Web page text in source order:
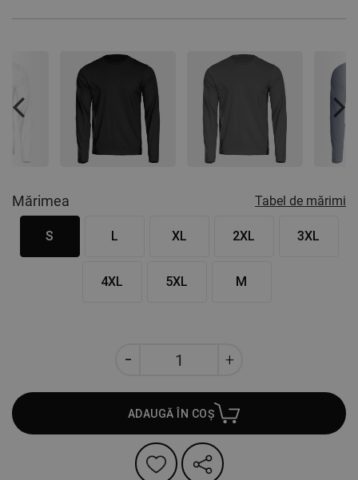
Previous
Mărimea Tabel de mărimi
S L XL 2XL 3XL
4XL 5XL M
ADAUGĂ ÎN COȘ